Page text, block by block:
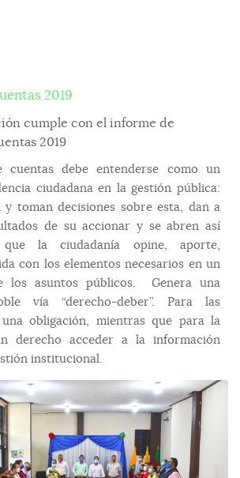
2019
cumple con el informe de
2019
cuentas debe entenderse como un
ciudadana en la gestión pública:
y toman decisiones sobre esta, dan a
de su accionar y se abren así
la ciudadanía opine, aporte,
con los elementos necesarios en un
los asuntos públicos. Genera una
vía “derecho-deber”. Para las
obligación, mientras que para la
derecho acceder a la información
institucional.